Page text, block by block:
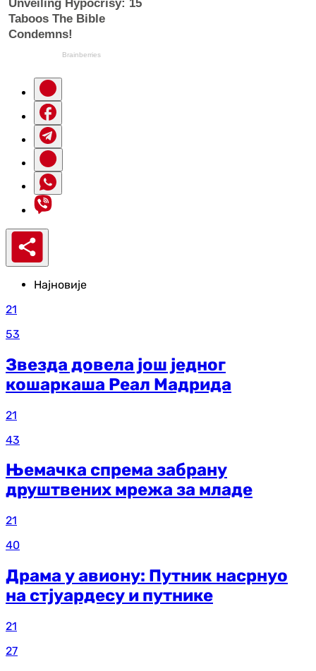
Најновије
21
53
Звезда довела још једног
кошаркаша Реал Мадрида
21
43
Њемачка спрема забрану
друштвених мрежа за младе
21
40
Драма у авиону: Путник насрнуо
на стјуардесу и путнике
21
27